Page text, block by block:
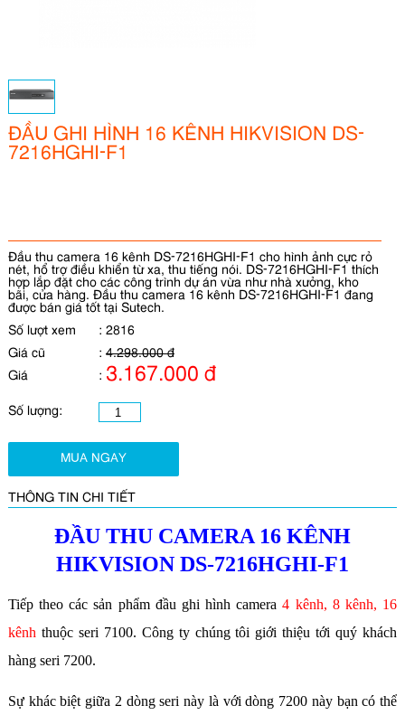
ĐẦU GHI HÌNH 16 KÊNH HIKVISION DS-
7216HGHI-F1
Đầu thu camera 16 kênh DS-7216HGHI-F1 cho hình ảnh cực rỏ
nét, hổ trợ điều khiển từ xa, thu tiếng nói. DS-7216HGHI-F1 thích
hợp lắp đặt cho các công trình dự án vừa như nhà xưởng, kho
bãi, cửa hàng. Đầu thu camera 16 kênh DS-7216HGHI-F1 đang
được bán giá tốt tại Sutech.
Số lượt xem
: 2816
Giá cũ
: 4.298.000 đ
Giá
: 3.167.000 đ
Số lượng:
MUA NGAY
THÔNG TIN CHI TIẾT
ĐẦU THU CAMERA 16 KÊNH
HIKVISION DS-7216HGHI-F1
Tiếp theo các sản phẩm đầu ghi hình camera4 kênh, 8 kênh, 16
kênhthuộc seri 7100. Công ty chúng tôi giới thiệu tới quý khách
hàng seri 7200.
Sự khác biệt giữa 2 dòng seri này là với dòng 7200 này bạn có thể